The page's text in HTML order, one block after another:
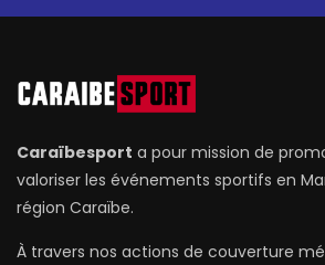
Caraïbesport a pour mission de
valoriser les événements sportifs en
région Caraïbe.
À travers nos actions de couverture